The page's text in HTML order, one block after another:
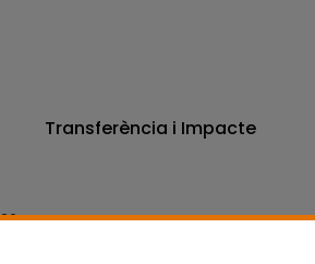
Transferència i Impacte